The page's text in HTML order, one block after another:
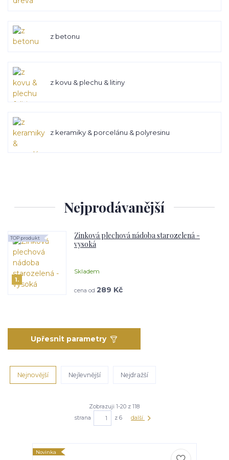
z betonu
z kovu & plechu & litiny
z keramiky & porcelánu & polyresinu
Nejprodávanější
1.
Zinková plechová nádoba starozelená -
vysoká
Skladem
TOP produkt
cena od 289 Kč
Upřesnit parametry
Nejnovější Nejlevnější Nejdražší
Zobrazuji 1-20 z 118
strana
z 6 další
Novinka